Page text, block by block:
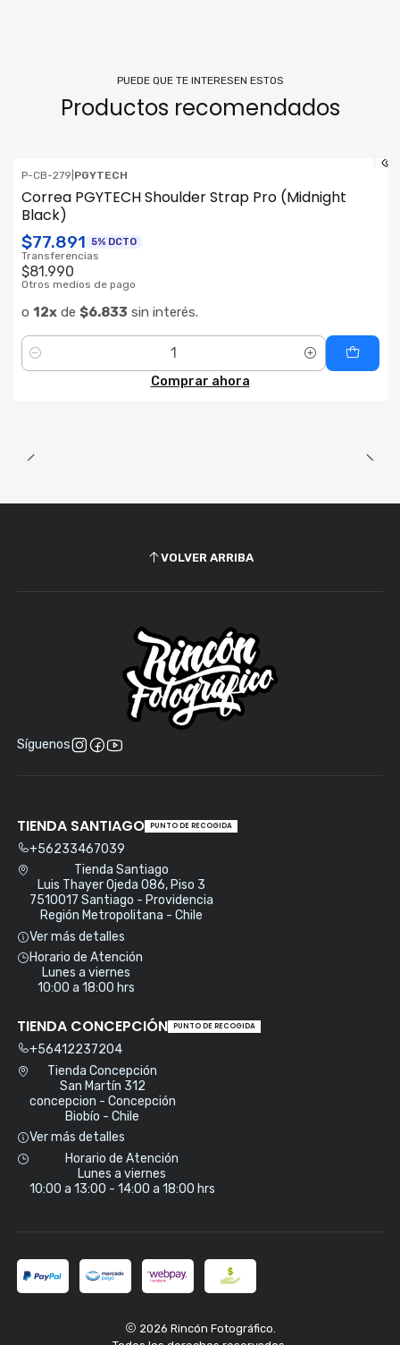
PUEDE QUE TE INTERESEN ESTOS
Productos recomendados
P-CB-279 PGYTECH
Correa PGYTECH Shoulder Strap Pro (Midnight
Black)
$77.891 5% DCTO
Transferencias
$81.990
Otros medios de pago
o 12xde $6.833 sin interés.
Cantidad
Comprar ahora
VOLVER ARRIBA
Síguenos
TIENDA SANTIAGO PUNTO DE RECOGIDA
+56233467039
Tienda Santiago
Luis Thayer Ojeda 086, Piso 3
7510017 Santiago - Providencia
Región Metropolitana - Chile
Ver más detalles
Horario de Atención
Lunes a viernes
10:00 a 18:00 hrs
TIENDA CONCEPCIÓN PUNTO DE RECOGIDA
+56412237204
Tienda Concepción
San Martín 312
concepcion - Concepción
Biobío - Chile
Ver más detalles
Horario de Atención
Lunes a viernes
10:00 a 13:00 - 14:00 a 18:00 hrs
2026 Rincón Fotográfico.